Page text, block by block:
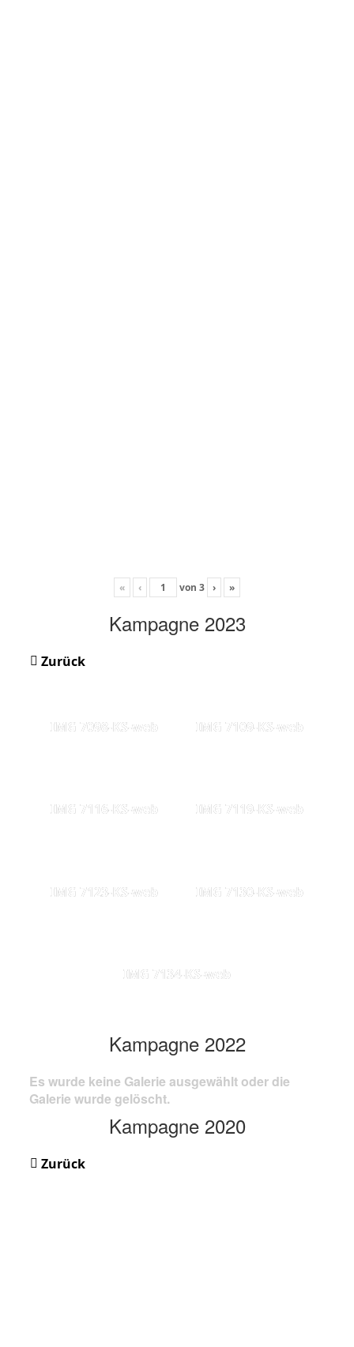
« ‹ von 3 › »
Kampagne 2023
Zurück
IMG 7098-KS-web IMG 7109-KS-web
IMG 7116-KS-web IMG 7119-KS-web
IMG 7123-KS-web IMG 7130-KS-web
IMG 7134-KS-web
Kampagne 2022
Es wurde keine Galerie ausgewählt oder die
Galerie wurde gelöscht.
Kampagne 2020
Zurück